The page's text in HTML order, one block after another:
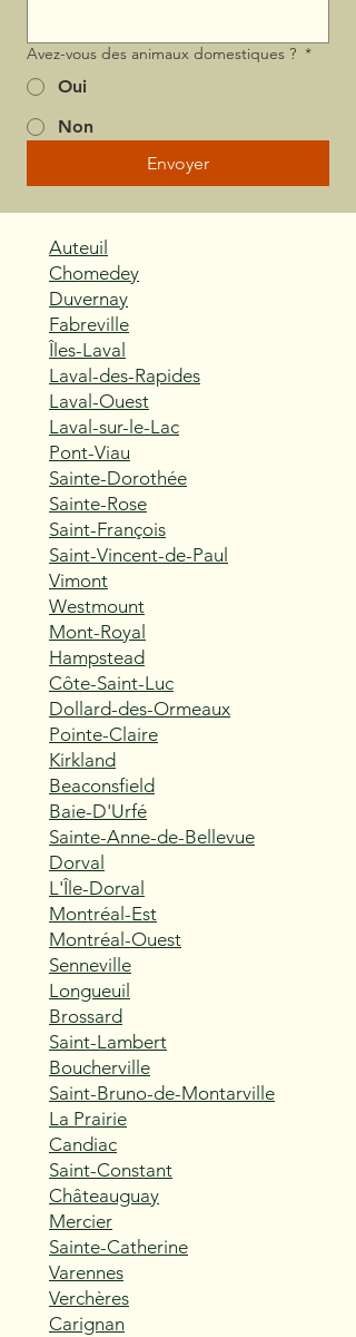
Avez-vous des animaux domestiques ? *
Oui
Non
Envoyer
Auteuil
Chomedey
Duvernay
Fabreville
Îles-Laval
Laval-des-Rapides
Laval-Ouest
Laval-sur-le-Lac
Pont-Viau
Sainte-Dorothée
Sainte-Rose
Saint-François
Saint-Vincent-de-Paul
Vimont
Westmount
Mont-Royal
Hampstead
Côte-Saint-Luc
Dollard-des-Ormeaux
Pointe-Claire
Kirkland
Beaconsfield
Baie-D'Urfé
Sainte-Anne-de-Bellevue
Dorval
L'Île-Dorval
Montréal-Est
Montréal-Ouest
Senneville
Longueuil
Brossard
Saint-Lambert
Boucherville
Saint-Bruno-de-Montarville
La Prairie
Candiac
Saint-Constant
Châteauguay
Mercier
Sainte-Catherine
Varennes
Verchères
Carignan